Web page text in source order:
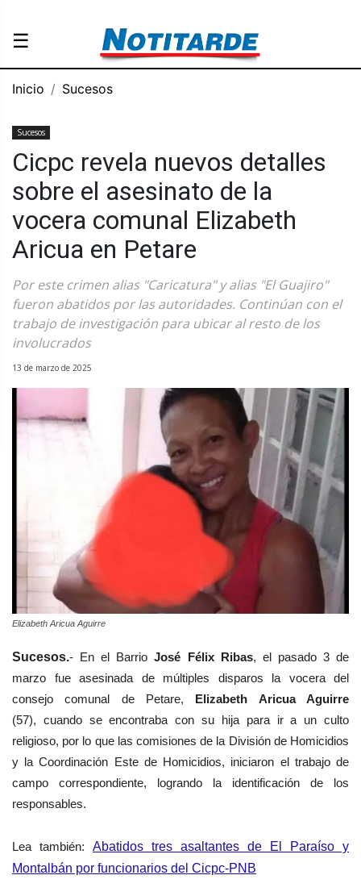
☰
Inicio Sucesos
Sucesos
Cicpc revela nuevos detalles
sobre el asesinato de la
vocera comunal Elizabeth
Aricua en Petare
Por este crimen alias "Caricatura" y alias "El Guajiro"
fueron abatidos por las autoridades. Continúan con el
trabajo de investigación para ubicar al resto de los
involucrados
13 de marzo de 2025
Elizabeth Aricua Aguirre
Sucesos.- En el BarrioJosé Félix Ribas, el pasado 3 de
marzo fue asesinada de múltiples disparos la vocera del
consejo comunal de Petare, Elizabeth Aricua Aguirre
(57), cuando se encontraba con su hija para ir a un culto
religioso, por lo que las comisiones de la División de Homicidios
y la Coordinación Este de Homicidios, iniciaron el trabajo de
campo correspondiente, logrando la identificación de los
responsables.
Lea también: Abatidos tres asaltantes de El Paraíso y
Montalbán por funcionarios del Cicpc-PNB